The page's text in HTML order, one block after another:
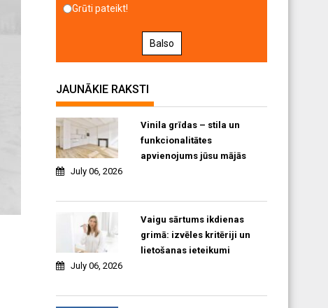
Grūti pateikt!
Balso
JAUNĀKIE RAKSTI
Vinila grīdas – stila un
funkcionalitātes
apvienojums jūsu mājās
July 06, 2026
Vaigu sārtums ikdienas
grimā: izvēles kritēriji un
lietošanas ieteikumi
July 06, 2026